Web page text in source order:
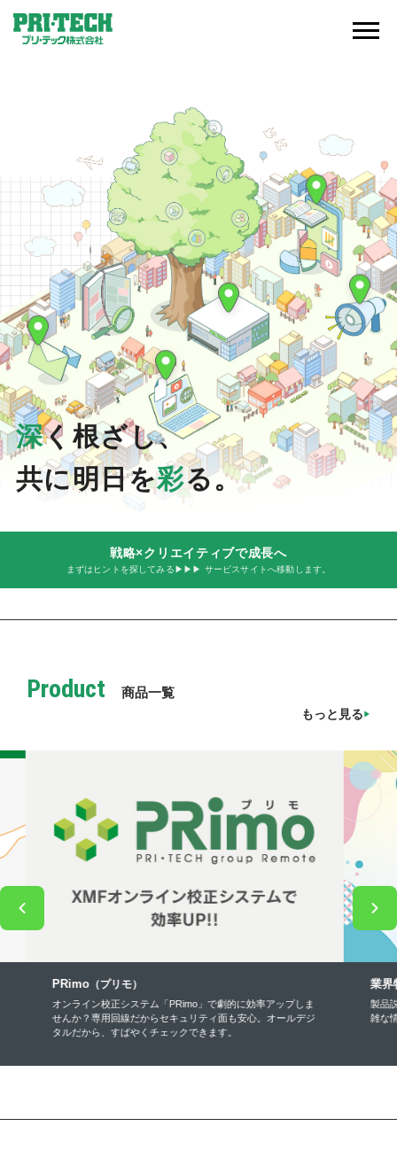
深く根ざし、
共に明日を彩る。
戦略×クリエイティブで成長へ
まずはヒントを探してみる▶▶▶ サービスサイトへ移動します。
Product 商品一覧
もっと見る
PRimo （プリモ）
オンライン校正システム「PRimo」で劇的に効率アップしま
せんか？専用回線だからセキュリティ面も安心。オールデジ
タルだから、すばやくチェックできます。
業
製品
雑な